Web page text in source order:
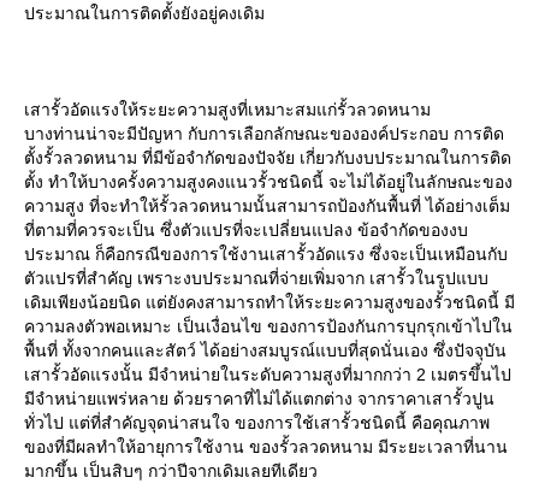
ประมาณในการติดตั้งยังอยู่คงเดิม
เสารั้วอัดแรงให้ระยะความสูงที่เหมาะสมแก่รั้วลวดหนาม
บางท่านน่าจะมีปัญหา กับการเลือกลักษณะขององค์ประกอบ การติด
ตั้งรั้วลวดหนาม ที่มีข้อจำกัดของปัจจัย เกี่ยวกับงบประมาณในการติด
ตั้ง ทำให้บางครั้งความสูงคงแนวรั้วชนิดนี้ จะไม่ได้อยู่ในลักษณะของ
ความสูง ที่จะทำให้รั้วลวดหนามนั้นสามารถป้องกันพื้นที่ ได้อย่างเต็ม
ที่ตามที่ควรจะเป็น ซึ่งตัวแปรที่จะเปลี่ยนแปลง ข้อจำกัดของงบ
ประมาณ ก็คือกรณีของการใช้งานเสารั้วอัดแรง ซึ่งจะเป็นเหมือนกับ
ตัวแปรที่สำคัญ เพราะงบประมาณที่จ่ายเพิ่มจาก เสารั้วในรูปแบบ
เดิมเพียงน้อยนิด แต่ยังคงสามารถทำให้ระยะความสูงของรั้วชนิดนี้ มี
ความลงตัวพอเหมาะ เป็นเงื่อนไข ของการป้องกันการบุกรุกเข้าไปใน
พื้นที่ ทั้งจากคนและสัตว์ ได้อย่างสมบูรณ์แบบที่สุดนั่นเอง ซึ่งปัจจุบัน
เสารั้วอัดแรงนั้น มีจำหน่ายในระดับความสูงที่มากกว่า 2 เมตรขึ้นไป
มีจำหน่ายแพร่หลาย ด้วยราคาที่ไม่ได้แตกต่าง จากราคาเสารั้วปูน
ทั่วไป แต่ที่สำคัญจุดน่าสนใจ ของการใช้เสารั้วชนิดนี้ คือคุณภาพ
ของที่มีผลทำให้อายุการใช้งาน ของรั้วลวดหนาม มีระยะเวลาที่นาน
มากขึ้น เป็นสิบๆ กว่าปีจากเดิมเลยทีเดียว